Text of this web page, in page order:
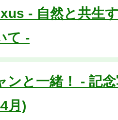
- 自然と共生
て -
ンと一緒！ - 記
月)